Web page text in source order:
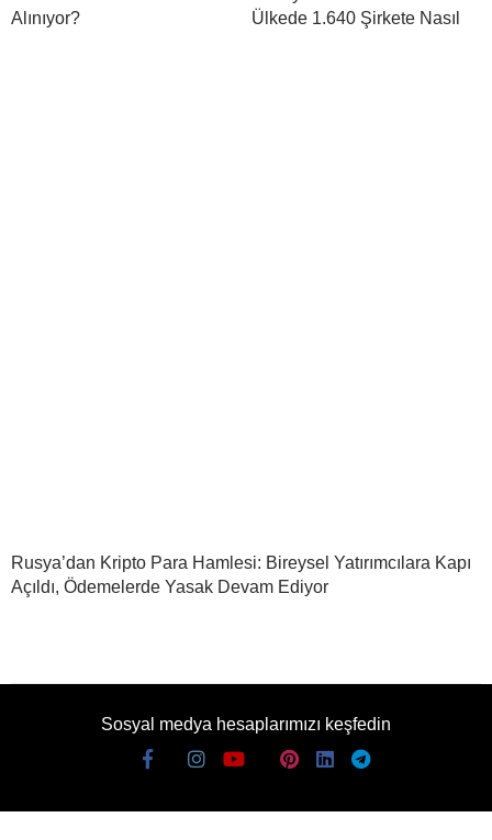
Alınıyor?
Ülkede 1.640 Şirkete Nasıl
Rusya’dan Kripto Para Hamlesi: Bireysel Yatırımcılara Kapı
Açıldı, Ödemelerde Yasak Devam Ediyor
Sosyal medya hesaplarımızı keşfedin